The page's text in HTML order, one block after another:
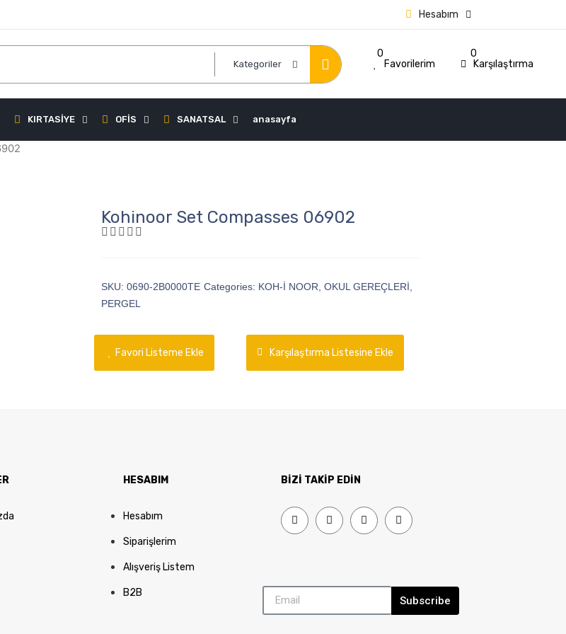
Hesabım
Favorilerim
0
Karşılaştırma
0
KIRTASİYE OFİS SANATSAL anasayfa
Kohinoor Set Compasses 06902
SKU: 0690-2B0000TE Categories: KOH-İ NOOR OKUL GEREÇLERİ
PERGEL
Favori Listeme Ekle Karşılaştırma Listesine Ekle
HESABIM
Hesabım
Siparişlerim
Alışveriş Listem
B2B
BİZİ TAKİP EDİN
Subscribe